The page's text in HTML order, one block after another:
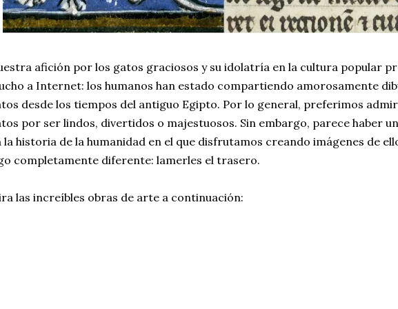
afición por los gatos graciosos y su idolatría en la cultura popular
a Internet: los humanos han estado compartiendo amorosamente
desde los tiempos del antiguo Egipto. Por lo general, preferimos
por ser lindos, divertidos o majestuosos. Sin embargo, parece haber
la historia de la humanidad en el que disfrutamos creando imágenes de
completamente diferente: lamerles el trasero.
las increíbles obras de arte a continuación: